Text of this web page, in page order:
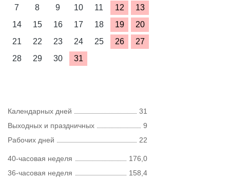
7
8 9 10 11 12
13
14
15 16 17 18 19
20
21
22 23 24 25 26
27
28
29 30 31
Календарных дней
31
Выходных и праздничных
9
Рабочих дней
22
40-часовая неделя
176,0
36-часовая неделя
158,4